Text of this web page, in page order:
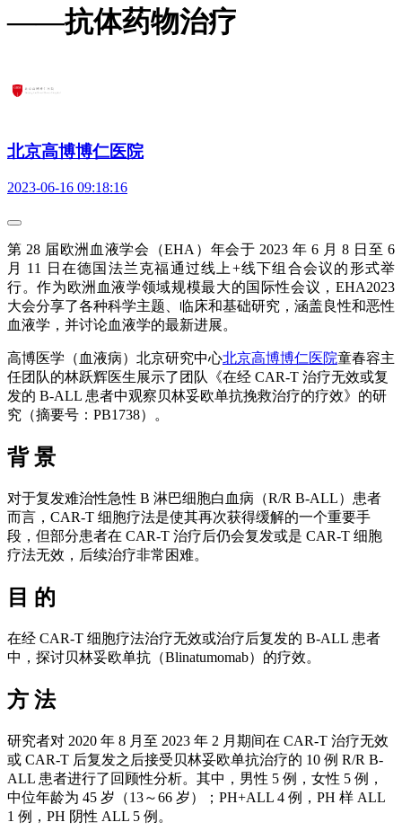
——抗体药物治疗
北京高博博仁医院
2023-06-16 09:18:16
第 28 届欧洲血液学会（EHA）年会于 2023 年 6 月 8 日至 6
月 11 日在德国法兰克福通过线上+线下组合会议的形式举
行。作为欧洲血液学领域规模最大的国际性会议，EHA2023
大会分享了各种科学主题、临床和基础研究，涵盖良性和恶性
血液学，并讨论血液学的最新进展。
高博医学（血液病）北京研究中心北京高博博仁医院童春容主
任团队的林跃辉医生展示了团队《在经 CAR-T 治疗无效或复
发的 B-ALL 患者中观察贝林妥欧单抗挽救治疗的疗效》的研
究（摘要号：PB1738）。
背 景
对于复发难治性急性 B 淋巴细胞白血病（R/R B-ALL）患者
而言，CAR-T 细胞疗法是使其再次获得缓解的一个重要手
段，但部分患者在 CAR-T 治疗后仍会复发或是 CAR-T 细胞
疗法无效，后续治疗非常困难。
目 的
在经 CAR-T 细胞疗法治疗无效或治疗后复发的 B-ALL 患者
中，探讨贝林妥欧单抗（Blinatumomab）的疗效。
方 法
研究者对 2020 年 8 月至 2023 年 2 月期间在 CAR-T 治疗无效
或 CAR-T 后复发之后接受贝林妥欧单抗治疗的 10 例 R/R B-
ALL 患者进行了回顾性分析。其中，男性 5 例，女性 5 例，
中位年龄为 45 岁（13～66 岁）；PH+ALL 4 例，PH 样 ALL
1 例，PH 阴性 ALL 5 例。